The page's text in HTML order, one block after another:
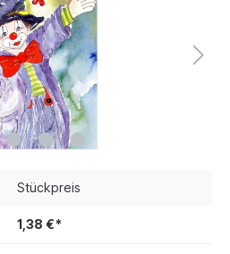
Stückpreis
1,38 €*